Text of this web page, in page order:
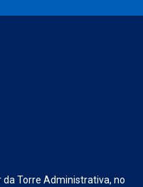
Torre Administrativa, no